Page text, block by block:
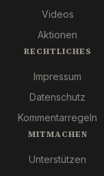
Videos
Aktionen
RECHTLICHES
Impressum
Datenschutz
Kommentarregeln
MITMACHEN
Unterstützen